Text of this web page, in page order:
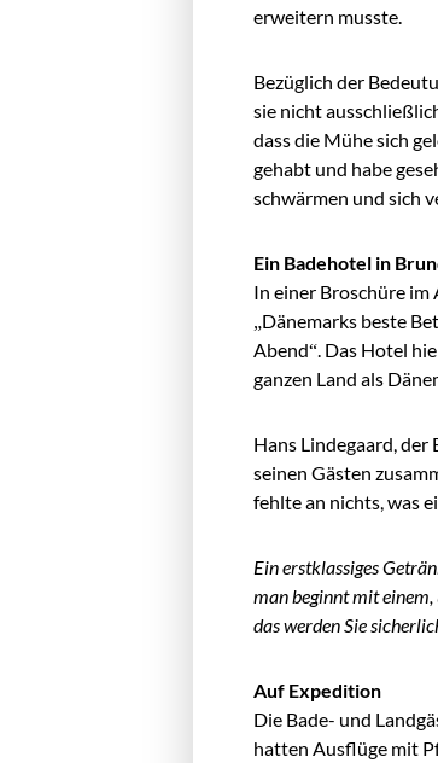
erweitern musste.
Bezüglich der
sie nicht
dass die Mühe sich
gehabt und habe
schwärmen und sich
Ein Badehotel in
In einer Broschüre im
„Dänemarks beste
Abend“. Das Hotel
ganzen Land als
Hans Lindegaard,
seinen Gästen
fehlte an nichts, was
Ein erstklassiges
man beginnt mit einem,
das werden Sie
Auf Expedition
Die Bade- und
hatten Ausflüge mit